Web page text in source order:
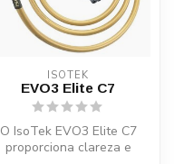
ISOTEK
EVO3 Elite C7
O IsoTek EVO3 Elite C7
proporciona clareza e